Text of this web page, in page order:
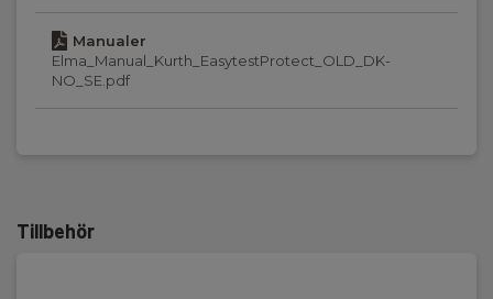
Batteri:
2 st, 9V, Ekskl.
Manualer
Elma_Manual_Kurth_EasytestProtect_OLD_DK-
NO_SE.pdf
Tillbehör